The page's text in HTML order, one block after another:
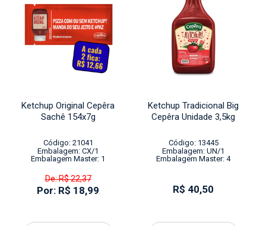
Ketchup Original Cepêra
Sachê 154x7g
Código: 21041
Embalagem: CX/1
Embalagem Master: 1
De: R$ 22,37
Por: R$ 18,99
Ketchup Tradicional Big
Cepêra Unidade 3,5kg
Código: 13445
Embalagem: UN/1
Embalagem Master: 4
R$ 40,50